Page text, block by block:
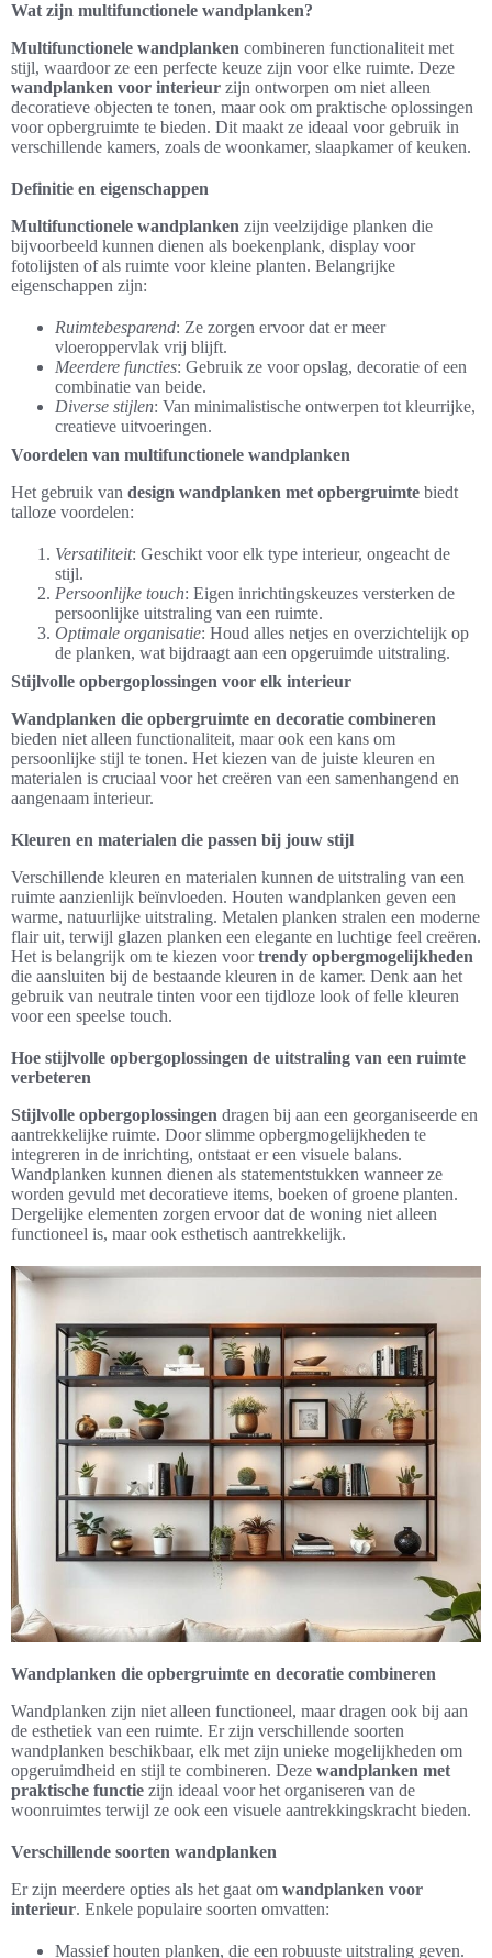
Wat zijn multifunctionele wandplanken?
Multifunctionele wandplanken combineren functionaliteit met
stijl, waardoor ze een perfecte keuze zijn voor elke ruimte. Deze
wandplanken voor interieur zijn ontworpen om niet alleen
decoratieve objecten te tonen, maar ook om praktische oplossingen
voor opbergruimte te bieden. Dit maakt ze ideaal voor gebruik in
verschillende kamers, zoals de woonkamer, slaapkamer of keuken.
Definitie en eigenschappen
Multifunctionele wandplanken zijn veelzijdige planken die
bijvoorbeeld kunnen dienen als boekenplank, display voor
fotolijsten of als ruimte voor kleine planten. Belangrijke
eigenschappen zijn:
Ruimtebesparend: Ze zorgen ervoor dat er meer
vloeroppervlak vrij blijft.
Meerdere functies: Gebruik ze voor opslag, decoratie of een
combinatie van beide.
Diverse stijlen: Van minimalistische ontwerpen tot kleurrijke,
creatieve uitvoeringen.
Voordelen van multifunctionele wandplanken
Het gebruik van design wandplanken met opbergruimte biedt
talloze voordelen:
Versatiliteit: Geschikt voor elk type interieur, ongeacht de
stijl.
Persoonlijke touch: Eigen inrichtingskeuzes versterken de
persoonlijke uitstraling van een ruimte.
Optimale organisatie: Houd alles netjes en overzichtelijk op
de planken, wat bijdraagt aan een opgeruimde uitstraling.
Stijlvolle opbergoplossingen voor elk interieur
Wandplanken die opbergruimte en decoratie combineren
bieden niet alleen functionaliteit, maar ook een kans om
persoonlijke stijl te tonen. Het kiezen van de juiste kleuren en
materialen is cruciaal voor het creëren van een samenhangend en
aangenaam interieur.
Kleuren en materialen die passen bij jouw stijl
Verschillende kleuren en materialen kunnen de uitstraling van een
ruimte aanzienlijk beïnvloeden. Houten wandplanken geven een
warme, natuurlijke uitstraling. Metalen planken stralen een moderne
flair uit, terwijl glazen planken een elegante en luchtige feel creëren.
Het is belangrijk om te kiezen voortrendy opbergmogelijkheden
die aansluiten bij de bestaande kleuren in de kamer. Denk aan het
gebruik van neutrale tinten voor een tijdloze look of felle kleuren
voor een speelse touch.
Hoe stijlvolle opbergoplossingen de uitstraling van een ruimte
verbeteren
Stijlvolle opbergoplossingen dragen bij aan een georganiseerde en
aantrekkelijke ruimte. Door slimme opbergmogelijkheden te
integreren in de inrichting, ontstaat er een visuele balans.
Wandplanken kunnen dienen als statementstukken wanneer ze
worden gevuld met decoratieve items, boeken of groene planten.
Dergelijke elementen zorgen ervoor dat de woning niet alleen
functioneel is, maar ook esthetisch aantrekkelijk.
Wandplanken die opbergruimte en decoratie combineren
Wandplanken zijn niet alleen functioneel, maar dragen ook bij aan
de esthetiek van een ruimte. Er zijn verschillende soorten
wandplanken beschikbaar, elk met zijn unieke mogelijkheden om
opgeruimdheid en stijl te combineren. Deze wandplanken met
praktische functie zijn ideaal voor het organiseren van de
woonruimtes terwijl ze ook een visuele aantrekkingskracht bieden.
Verschillende soorten wandplanken
Er zijn meerdere opties als het gaat om wandplanken voor
interieur. Enkele populaire soorten omvatten:
Massief houten planken, die een robuuste uitstraling geven.